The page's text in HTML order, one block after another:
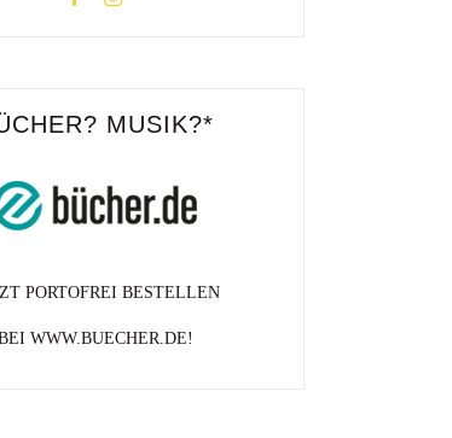
MUSIK?*
PORTOFREI BESTELLEN
WWW.BUECHER.DE!